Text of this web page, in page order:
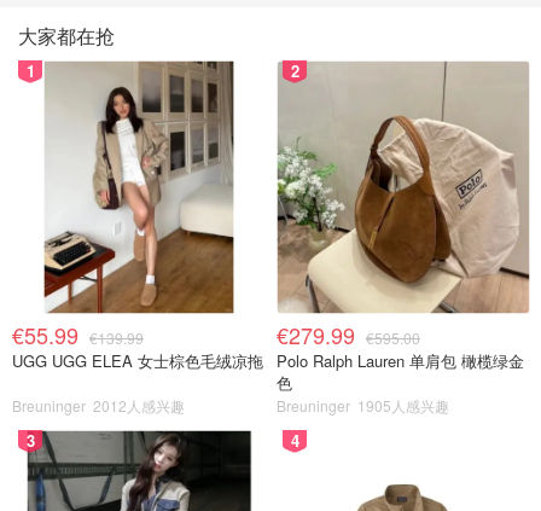
大家都在抢
1
€55.99 €139.99
UGG UGG ELEA 女士棕色毛绒凉拖
Breuninger 2012人感兴趣
2
€279.99 €595.00
Polo Ralph Lauren 单肩包 橄榄绿金
色
Breuninger 1905人感兴趣
3 4